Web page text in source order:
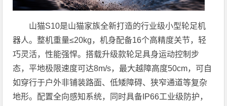
山猫S10是山猫家族全新打造的行业级小型轮足机
器人。整机重量≤20kg，机身配备16个高精度关节，轻
巧灵活，性能强悍。搭载升级款轮足具身运动控制步
态，平地极限速度可达8m/s，最大越障高度50cm，可自
如穿行于户外非铺装路面、低矮障碍、狭窄通道等复杂
地形。配置全向感知系统，同时具备IP66工业级防护，